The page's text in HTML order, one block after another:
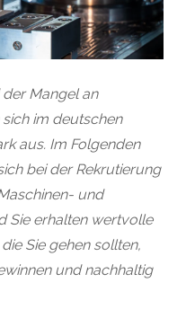
Mangel an
im deutschen
aus. Im Folgenden
bei der Rekrutierung
und
Sie erhalten wertvolle
Sie gehen sollten,
und nachhaltig